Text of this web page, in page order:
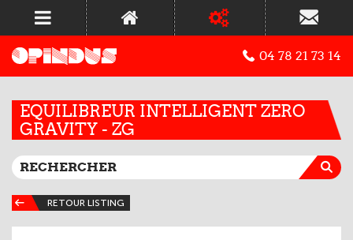
04 78 21 73 14
EQUILIBREUR INTELLIGENT ZERO
GRAVITY - ZG
RETOUR LISTING